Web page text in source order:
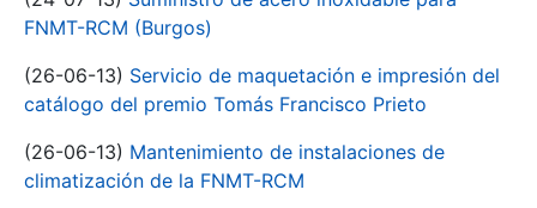
FNMT-RCM (Burgos)
(26-06-13) Servicio de maquetación e impresión del
catálogo del premio Tomás Francisco Prieto
(26-06-13) Mantenimiento de instalaciones de
climatización de la FNMT-RCM